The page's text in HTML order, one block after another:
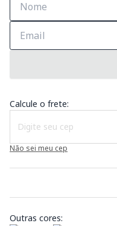
Calcule o frete:
Não sei meu cep
Outras cores: